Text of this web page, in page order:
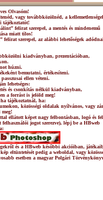
Olvasóm!
vagy továbbközölnéd, a
tájékoztatót!
felirat szerepel, a mentés és mindenemű
miatt tilos!
felirat szerepel, az alábbi lehetőségek
kiadványban, prezentációban,
húzni.
bemutatni, értékesíteni.
ellen véteni.
lehetséges:
és csonkítás nélkül kiadványban,
a forrást is jelöld meg!
tájékoztatnál, ha:
közösségi oldalak nyílvános, vagy
meg!
ellátott képet nagy felbontásban, logó és
jogot szerezve), lépj be a HBweb
és a HBweb későbbi akcióiban,
eltüntetését pedig a weboldal, vagy
esetben a magyar Polgári